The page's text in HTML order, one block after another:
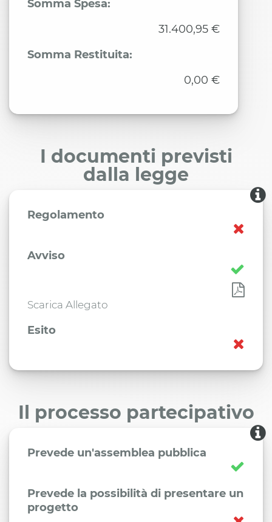
Somma Spesa:
31.400,95 €
Somma Restituita:
0,00 €
I documenti previsti
dalla legge
Regolamento
Avviso
Scarica Allegato
Esito
Il processo partecipativo
Prevede un'assemblea pubblica
Prevede la possibilità di presentare un
progetto